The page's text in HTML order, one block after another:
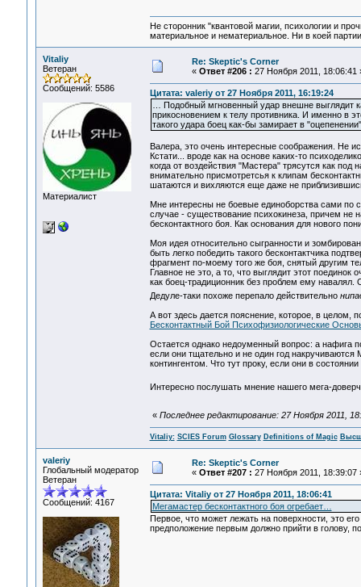
Не сторонник "квантовой магии, психологии и
материальное и нематериальное. Ни в коей
Vitaliy
Ветеран
Сообщений: 5586
Материалист
Re: Skeptic's Corner
« Ответ #206 : 27 Ноября 2011, 18:06:41
Цитата: valeriy от 27 Ноября 2011, 16:19:24
… Подобный мгновенный удар внешне выглядит
прикосновением к телу противника. И именно в
такого удара боец как-бы замирает в
Валера, это очень интересные соображения. Не
Кстати... вроде как на основе каких-то
когда от воздействия "Мастера" трясутся как
внимательно присмотретсья к клипам
шатаются и вихляются еще даже не
Мне интересны не боевые единоборства сами
случае - существование психокинеза, причем не
бесконтактного боя. Как основания для нового
Моя идея относительно сыгранности и
быть легко победить такого бесконтактчика
фрагмент по-моему того же боя, снятый другим
Главное не это, а то, что выглядит этот
как боец-традиционник без проблем ему
Дедуле-таки похоже перепало действительно
А вот здесь дается пояснение, которое, в целом,
Бесконтактный Бой Психофизиологические
Остается однако недоуменный вопрос: а нафига
если они тщательно и не один год
контингентом. Что тут проку, если они в
Интересно послушать мнение нашего мега-
« Последнее редактирование: 27 Ноября 2011,
Vitaliy: SCIES Forum Glossary Definitions of Magic
valeriy
Глобальный модератор
Ветеран
Сообщений: 4167
Re: Skeptic's Corner
« Ответ #207 : 27 Ноября 2011, 18:39:07
Цитата: Vitaliy от 27 Ноября 2011, 18:06:41
Mегамастер бесконтактного боя огребает…
Первое, что может лежать на поверхности, это
предположение первым должно прийти в голову,